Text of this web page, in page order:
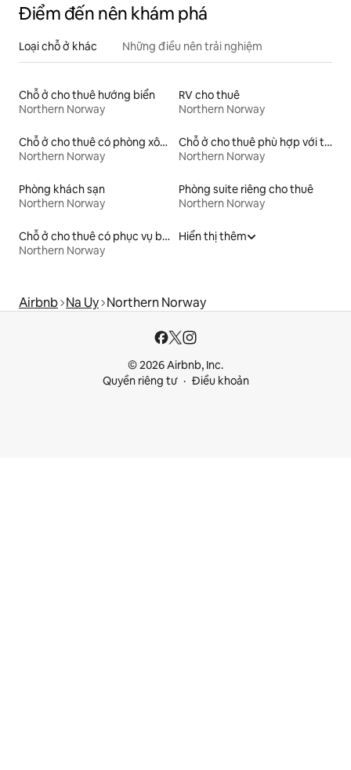
Điểm đến nên khám phá
Loại chỗ ở khác Những điều nên trải nghiệm
Chỗ ở cho thuê hướng biển
Northern Norway
RV cho thuê
Northern Norway
Chỗ ở cho thuê có phòng xông hơi khô
Northern Norway
Chỗ ở cho thuê phù hợp với thú cưng
Northern Norway
Phòng khách sạn
Northern Norway
Phòng suite riêng cho thuê
Northern Norway
Chỗ ở cho thuê có phục vụ bữa sáng
Northern Norway
Hiển thị thêm
Airbnb Na Uy Northern Norway
© 2026 Airbnb, Inc.
Quyền riêng tư
Điều khoản